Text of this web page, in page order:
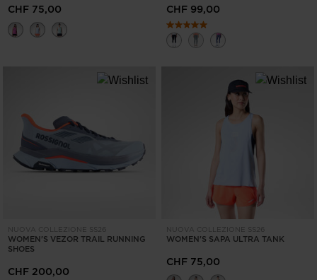
CHF 75,00 CHF 99,00
NUOVA COLLEZIONE SS26
WOMEN'S VEZOR TRAIL RUNNING
SHOES
CHF 200,00
NUOVA COLLEZIONE SS26
WOMEN'S SAPA ULTRA TANK
CHF 75,00